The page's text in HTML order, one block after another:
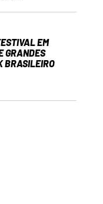
EM
GRANDES
BRASILEIRO